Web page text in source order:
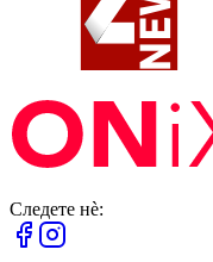
Следете нè: